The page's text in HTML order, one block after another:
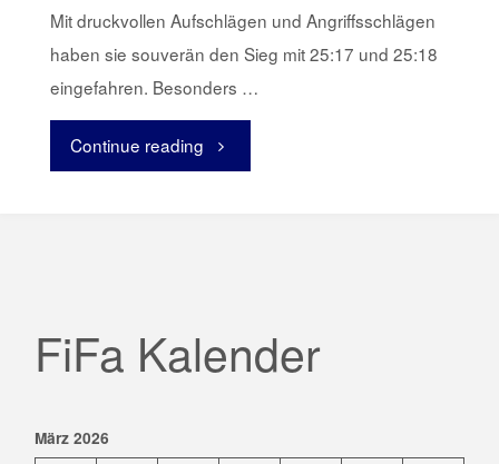
Mit druckvollen Aufschlägen und Angriffsschlägen
haben sie souverän den Sieg mit 25:17 und 25:18
eingefahren. Besonders …
Continue reading "Volleyballer
Erfolgsspur"
FiFa Kalender
März 2026